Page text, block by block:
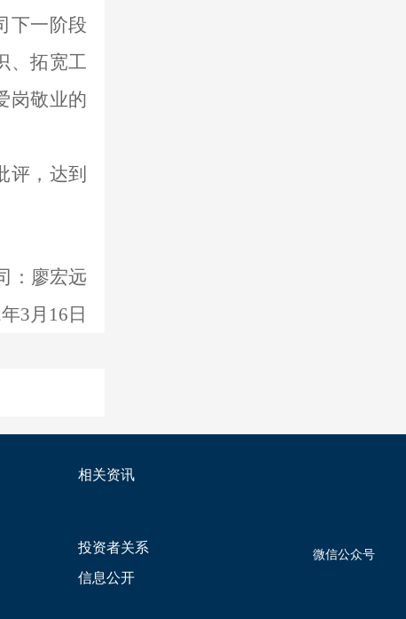
下一阶段
、拓宽工
岗敬业的
评 ， 达到
：廖宏远
3月16日
相关资讯
投资者关系
信息公开
微信公众号